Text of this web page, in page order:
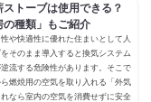
トーブは使用できる？
の種類」もご紹介
や快適性に優れた住まいとして人
そのまま導入すると換気システム
流する危険性があります。そこで
燃焼用の空気を取り入れる「外気
なら室内の空気を消費せずに安全